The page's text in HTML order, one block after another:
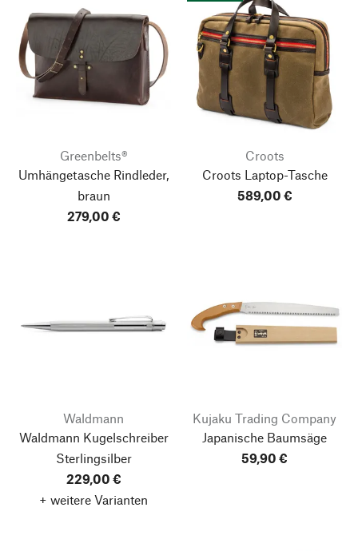
Greenbelts®
Umhängetasche Rindleder,
braun
279,00 €
Croots
Croots Laptop-Tasche
589,00 €
Waldmann
Waldmann Kugelschreiber
Sterlingsilber
229,00 €
+ weitere Varianten
Kujaku Trading Company
Japanische Baumsäge
59,90 €